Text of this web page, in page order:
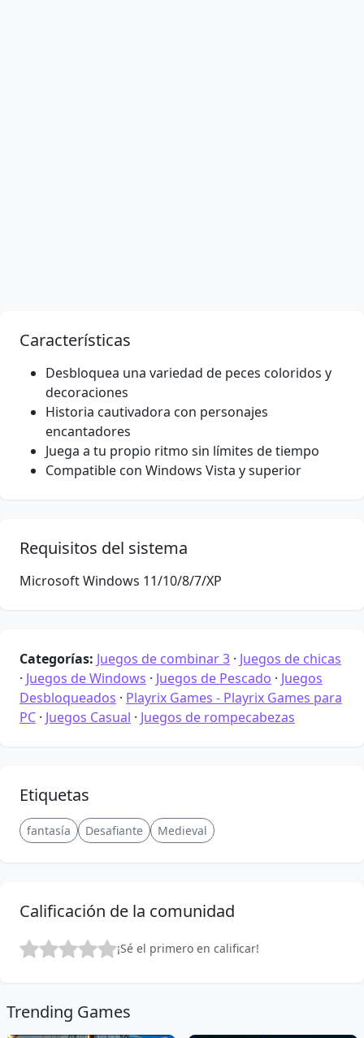
Características
Desbloquea una variedad de peces coloridos y
decoraciones
Historia cautivadora con personajes
encantadores
Juega a tu propio ritmo sin límites de tiempo
Compatible con Windows Vista y superior
Requisitos del sistema
Microsoft Windows 11/10/8/7/XP
Categorías: Juegos de combinar 3 · Juegos de chicas
· Juegos de Windows · Juegos de Pescado · Juegos
Desbloqueados · Playrix Games - Playrix Games para
PC · Juegos Casual · Juegos de rompecabezas
Etiquetas
fantasía Desafiante Medieval
Calificación de la comunidad
¡Sé el primero en calificar!
Trending Games